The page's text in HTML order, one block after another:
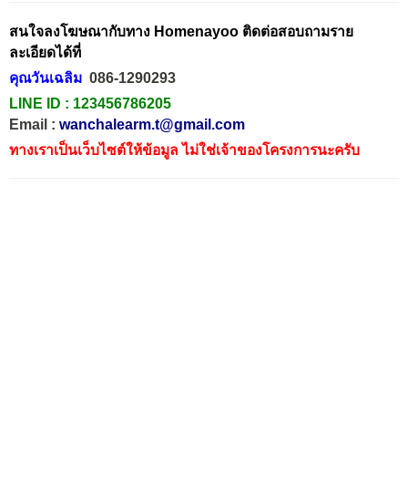
สนใจลงโฆษณากับทาง Homenayoo ติดต่อสอบถามราย
ละเอียดได้ที่
คุณวันเฉลิม 086-1290293
LINE ID : 123456786205
Email : wanchalearm.t@gmail.com
ทางเราเป็นเว็บไซต์ให้ข้อมูล ไม่ใช่เจ้าของโครงการนะครับ